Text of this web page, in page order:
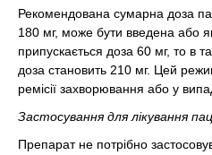
Рекомендована сумарна доза
180 мг, може бути введена або
припускається доза 60 мг, то в
доза становить 210 мг. Цей
ремісії захворювання або у
Застосування для лікування
Препарат не потрібно